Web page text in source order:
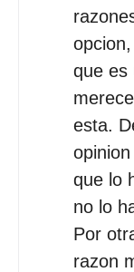
que es
esta.
que lo
no lo
Por
razon